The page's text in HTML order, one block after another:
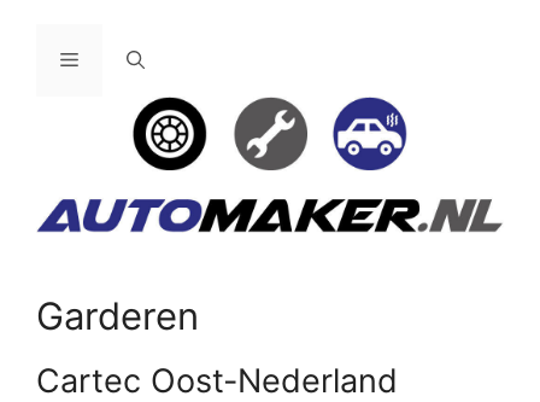
Menu
Garderen
Cartec Oost-Nederland